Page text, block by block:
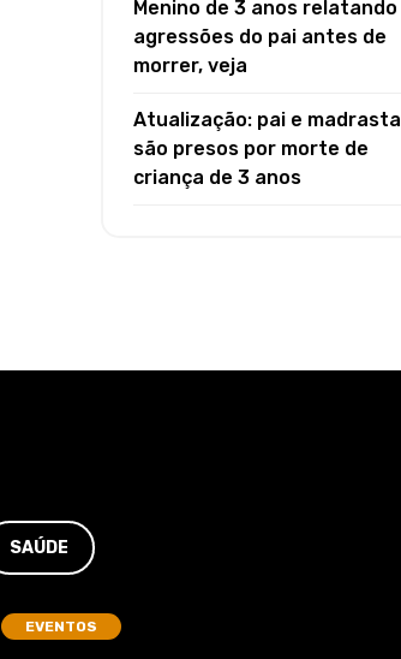
Menino de 3 anos relatando
agressões do pai antes de
morrer, veja
Atualização: pai e madrasta
são presos por morte de
criança de 3 anos
SAÚDE
EVENTOS